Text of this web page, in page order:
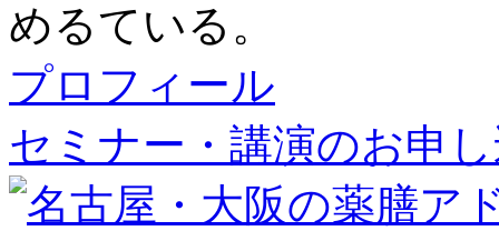
めるている。
プロフィール
セミナー・講演のお申